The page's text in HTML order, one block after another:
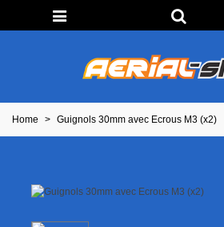
Home > Guignols 30mm avec Ecrous M3 (x2)